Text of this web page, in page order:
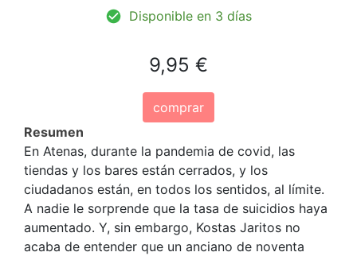
Disponible en 3 días
9,95 €
comprar
Resumen
En Atenas, durante la pandemia de covid, las
tiendas y los bares están cerrados, y los
ciudadanos están, en todos los sentidos, al límite.
A nadie le sorprende que la tasa de suicidios haya
aumentado. Y, sin embargo, Kostas Jaritos no
acaba de entender que un anciano de noventa